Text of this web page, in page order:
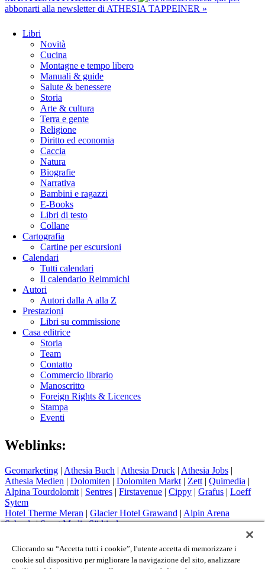
abbonarti alla newsletter di ATHESIA TAPPEINER »
Libri
Novità
Cucina
Montagne e tempo libero
Manuali & guide
Salute & benessere
Storia
Arte & cultura
Terra e gente
Religione
Diritto ed economia
Caccia
Natura
Biografie
Narrativa
Bambini e ragazzi
E-Books
Libri di testo
Collane
Cartografia
Cartine per escursioni
Calendari
Tutti calendari
Il calendario Reimmichl
Autori
Autori dalla A alla Z
Prestazioni
Libri su commissione
Casa editrice
Storia
Team
Contatto
Commercio librario
Manoscritto
Foreign Rights & Licences
Stampa
Eventi
Weblinks:
Geomarketing | Athesia Buch | Athesia Druck | Athesia Jobs |
Athesia Medien | Dolomiten | Dolomiten Markt | Zett | Quimedia |
Alpina Tourdolomit | Sentres | Firstavenue | Cippy | Grafus | Loeff
Sytem
Hotel Therme Meran | Glacier Hotel Grawand | Alpin Arena
Schnals|Sport Media Südtirol
Colophon
Privacy Policy
Cliccando su “Accetta tutti i cookie”, l'utente accetta di memorizzare i
cookie sul dispositivo per migliorare la navigazione del sito, analizzare